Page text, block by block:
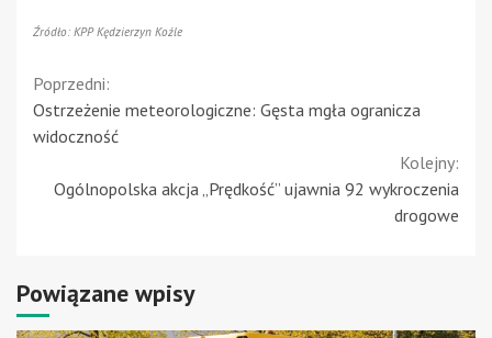
Źródło: KPP Kędzierzyn Koźle
Continue
Reading
Poprzedni:
Ostrzeżenie meteorologiczne: Gęsta mgła ogranicza
widoczność
Kolejny:
Ogólnopolska akcja „Prędkość” ujawnia 92 wykroczenia
drogowe
Powiązane wpisy